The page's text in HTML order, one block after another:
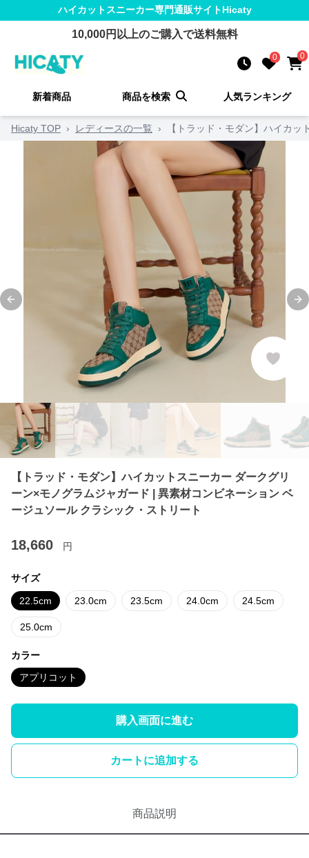
ハイカットスニーカー専門通販サイトHicaty
10,000円以上のご購入で送料無料
0 0
新着商品 商品を検索 人気ランキング
Hicaty TOP › レディースの一覧 › 【トラッド・モダン】ハイカ
Previous slide
【トラッド・モダン】ハイカットスニーカー ダークグリ
ーン×モノグラムジャガード | 異素材コンビネーション ベ
ージュソール クラシック・ストリート
18,660 円
サイズ
22.5cm 23.0cm 23.5cm 24.0cm 24.5cm
25.0cm
カラー
アプリコット
購入画面に進む
カートに追加する
商品説明